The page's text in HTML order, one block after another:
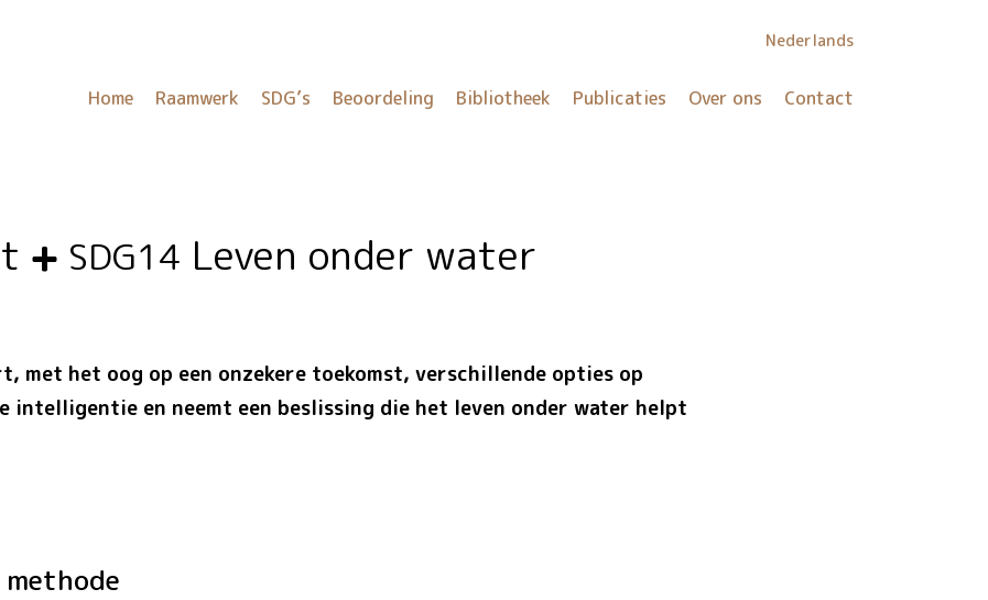
Nederlands
Home Raamwerk SDG’s Beoordeling Bibliotheek Publicaties Over ons Contact
SDG14 Leven onder water
met het oog op een onzekere toekomst, verschillende opties op
intelligentie en neemt een beslissing die het leven onder water helpt
methode